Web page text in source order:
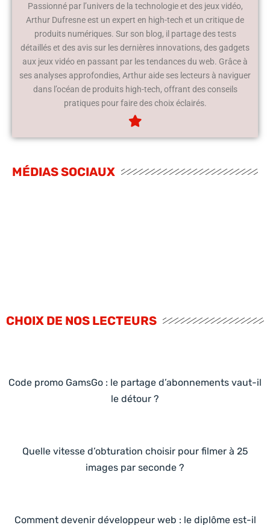
Passionné par l’univers de la technologie et des jeux vidéo,
Arthur Dufresne est un expert en high-tech et un critique de
produits numériques. Sur son blog, il partage des tests
détaillés et des avis sur les dernières innovations, des gadgets
aux jeux vidéo en passant par les tendances du web. Grâce à
ses analyses approfondies, Arthur aide ses lecteurs à naviguer
dans l’océan de produits high-tech, offrant des conseils
pratiques pour faire des choix éclairés.
MÉDIAS SOCIAUX
CHOIX DE NOS LECTEURS
Code promo GamsGo : le partage d’abonnements vaut-il
le détour ?
Quelle vitesse d’obturation choisir pour filmer à 25
images par seconde ?
Comment devenir développeur web : le diplôme est-il